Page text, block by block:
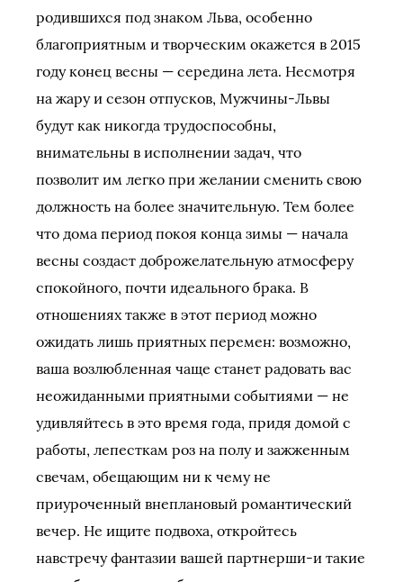
родившихся под знаком Льва, особенно
благоприятным и творческим окажется в 2015
году конец весны — середина лета. Несмотря
на жару и сезон отпусков, Мужчины-Львы
будут как никогда трудоспособны,
внимательны в исполнении задач, что
позволит им легко при желании сменить свою
должность на более значительную. Тем более
что дома период покоя конца зимы — начала
весны создаст доброжелательную атмосферу
спокойного, почти идеального брака. В
отношениях также в этот период можно
ожидать лишь приятных перемен: возможно,
ваша возлюбленная чаще станет радовать вас
неожиданными приятными событиями — не
удивляйтесь в это время года, придя домой с
работы, лепесткам роз на полу и зажженным
свечам, обещающим ни к чему не
приуроченный внеплановый романтический
вечер. Не ищите подвоха, откройтесь
навстречу фантазии вашей партнерши-и такие